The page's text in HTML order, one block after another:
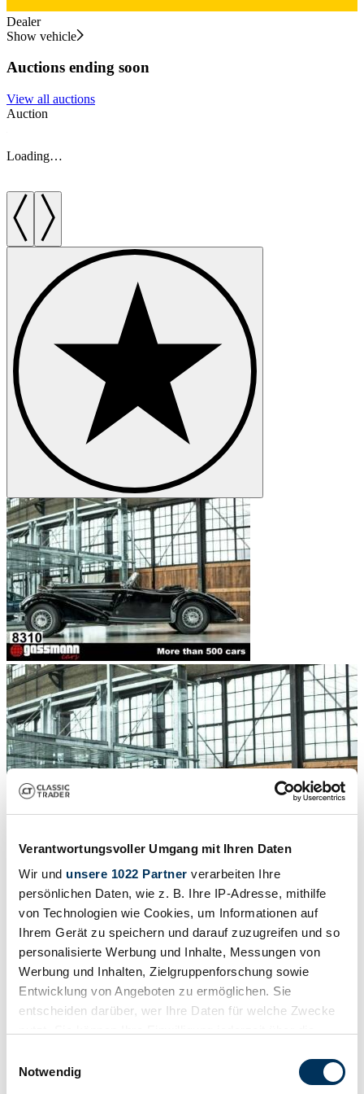
Verantwortungsvoller Umgang mit Ihren Daten
Wir und unsere 1022 Partner verarbeiten Ihre
persönlichen Daten, wie z. B. Ihre IP-Adresse, mithilfe
von Technologien wie Cookies, um Informationen auf
Ihrem Gerät zu speichern und darauf zuzugreifen und so
personalisierte Werbung und Inhalte, Messungen von
Werbung und Inhalten, Zielgruppenforschung sowie
Entwicklung von Angeboten zu ermöglichen. Sie
entscheiden darüber, wer Ihre Daten für welche Zwecke
Trigger Symbol ändern oder widerrufen
Notwendig
Dealer
Show vehicle
Auctions ending soon
View all auctions
Auction
Loading…
/15
1935 | Horch 855
HORCH 855 Gläser Spezial Roadster
£849,074